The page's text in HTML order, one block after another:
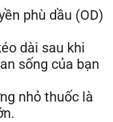
phù dầu (OD)
dài sau khi
sống của bạn
nhỏ thuốc là